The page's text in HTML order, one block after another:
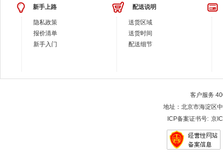
新手上路
隐私政策
报价清单
新手入门
配送说明
送货区域
送货时间
配送细节
客户服务
地址：北京市海淀区
ICP备案证书号: 京